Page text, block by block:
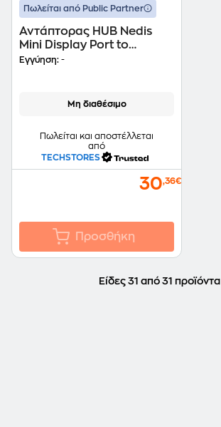
Πωλείται από Public Partner
Αντάπτορας HUB Nedis
Mini Display Port to
VGA/DVI/HDMI - Μαύρο
Εγγύηση: -
Μη διαθέσιμο
Πωλείται και αποστέλλεται
από
TECHSTORES
30,36€
Προσθήκη
Είδες 31 από 31 προϊόντα